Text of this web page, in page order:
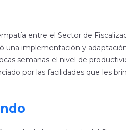
entre el Sector de
una implementación y
semanas el nivel de
por las facilidades que les